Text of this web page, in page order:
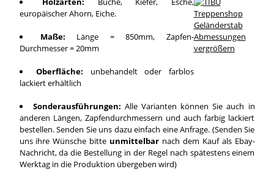
europäischer Ahorn, Eiche.
Maße: Länge = 850mm, Zapfen-
Durchmesser = 20mm
Oberfläche: unbehandelt oder farblos
lackiert erhältlich
vergrößern
Sonderausführungen: Alle Varianten können Sie auch in
anderen Längen, Zapfendurchmessern und auch farbig lackiert
bestellen. Senden Sie uns dazu einfach eine Anfrage. (Senden Sie
uns ihre Wünsche bitte unmittelbar nach dem Kauf als Ebay-
Nachricht, da die Bestellung in der Regel nach spätestens einem
Werktag in die Produktion übergeben wird)